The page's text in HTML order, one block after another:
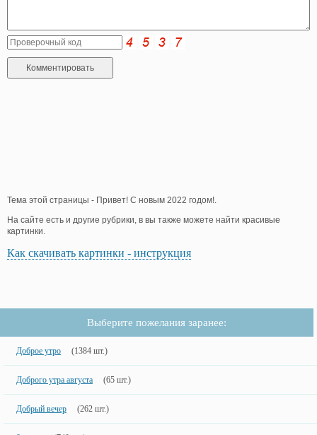
Тема этой страницы - Привет! С новым 2022 годом!.
На сайте есть и другие рубрики, в вы также можете найти красивые
картинки.
Как скачивать картинки - инструкция
Выберите пожелания заранее:
Доброе утро (1384 шт.)
Доброго утра августа (65 шт.)
Добрый вечер (262 шт.)